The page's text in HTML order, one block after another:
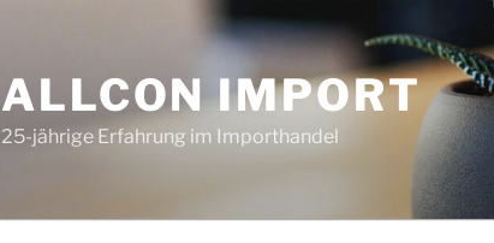
ALLCON IMPORT
25-jährige Erfahrung im Importhandel